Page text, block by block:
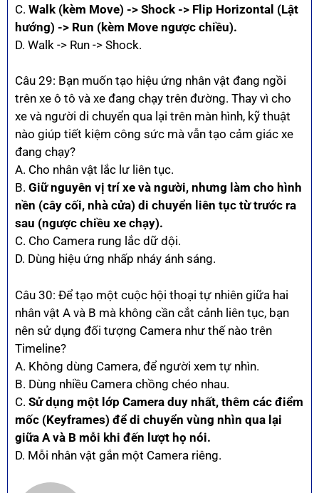
C. Walk (kèm Move) -> Shock -> Flip Horizontal (Lật
hướng) -> Run (kèm Move ngược chiều).
D. Walk -> Run -> Shock.
Câu 29: Bạn muốn tạo hiệu ứng nhân vật đang ngồi
trên xe ô tô và xe đang chạy trên đường. Thay vì cho
xe và người di chuyển qua lại trên màn hình, kỹ thuật
nào giúp tiết kiệm công sức mà vẫn tạo cảm giác xe
đang chạy?
A. Cho nhân vật lắc lư liên tục.
B. Giữ nguyên vị trí xe và người, nhưng làm cho hình
nền (cây cối, nhà cửa) di chuyển liên tục từ trước ra
sau (ngược chiều xe chạy).
C. Cho Camera rung lắc dữ dội.
D. Dùng hiệu ứng nhấp nháy ánh sáng.
Câu 30: Để tạo một cuộc hội thoại tự nhiên giữa hai
nhân vật A và B mà không cần cắt cảnh liên tục, bạn
nên sử dụng đối tượng Camera như thế nào trên
Timeline?
A. Không dùng Camera, để người xem tự nhìn.
B. Dùng nhiều Camera chồng chéo nhau.
C. Sử dụng một lớp Camera duy nhất, thêm các điểm
mốc (Keyframes) để di chuyển vùng nhìn qua lại
giữa A và B mỗi khi đến lượt họ nói.
D. Mỗi nhân vật gắn một Camera riêng.